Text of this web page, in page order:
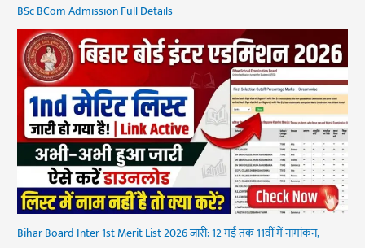
BSc BCom Admission Full Details
Bihar Board Inter 1st Merit List 2026 जारी: 12 मई तक 11वीं में नामांकन,